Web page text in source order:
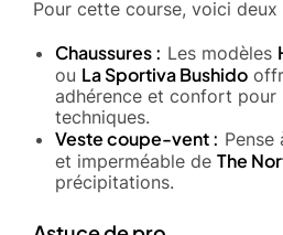
Pour cette course, voici deux
Chaussures : Les modèles
ou La Sportiva Bushido
adhérence et confort pour
techniques.
Veste coupe-vent : Pense
et imperméable de The
précipitations.